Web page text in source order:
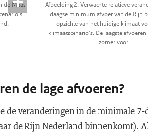
de Maas
Afbeelding 2. Verwachte relatieve
daagse minimum afvoer van de Rijn
opzichte van het huidige klimaat
klimaatscenario's. De laagste
zomer voor.
de lage afvoeren?
de veranderingen in de minimale 7-
de Rijn Nederland binnenkomt).